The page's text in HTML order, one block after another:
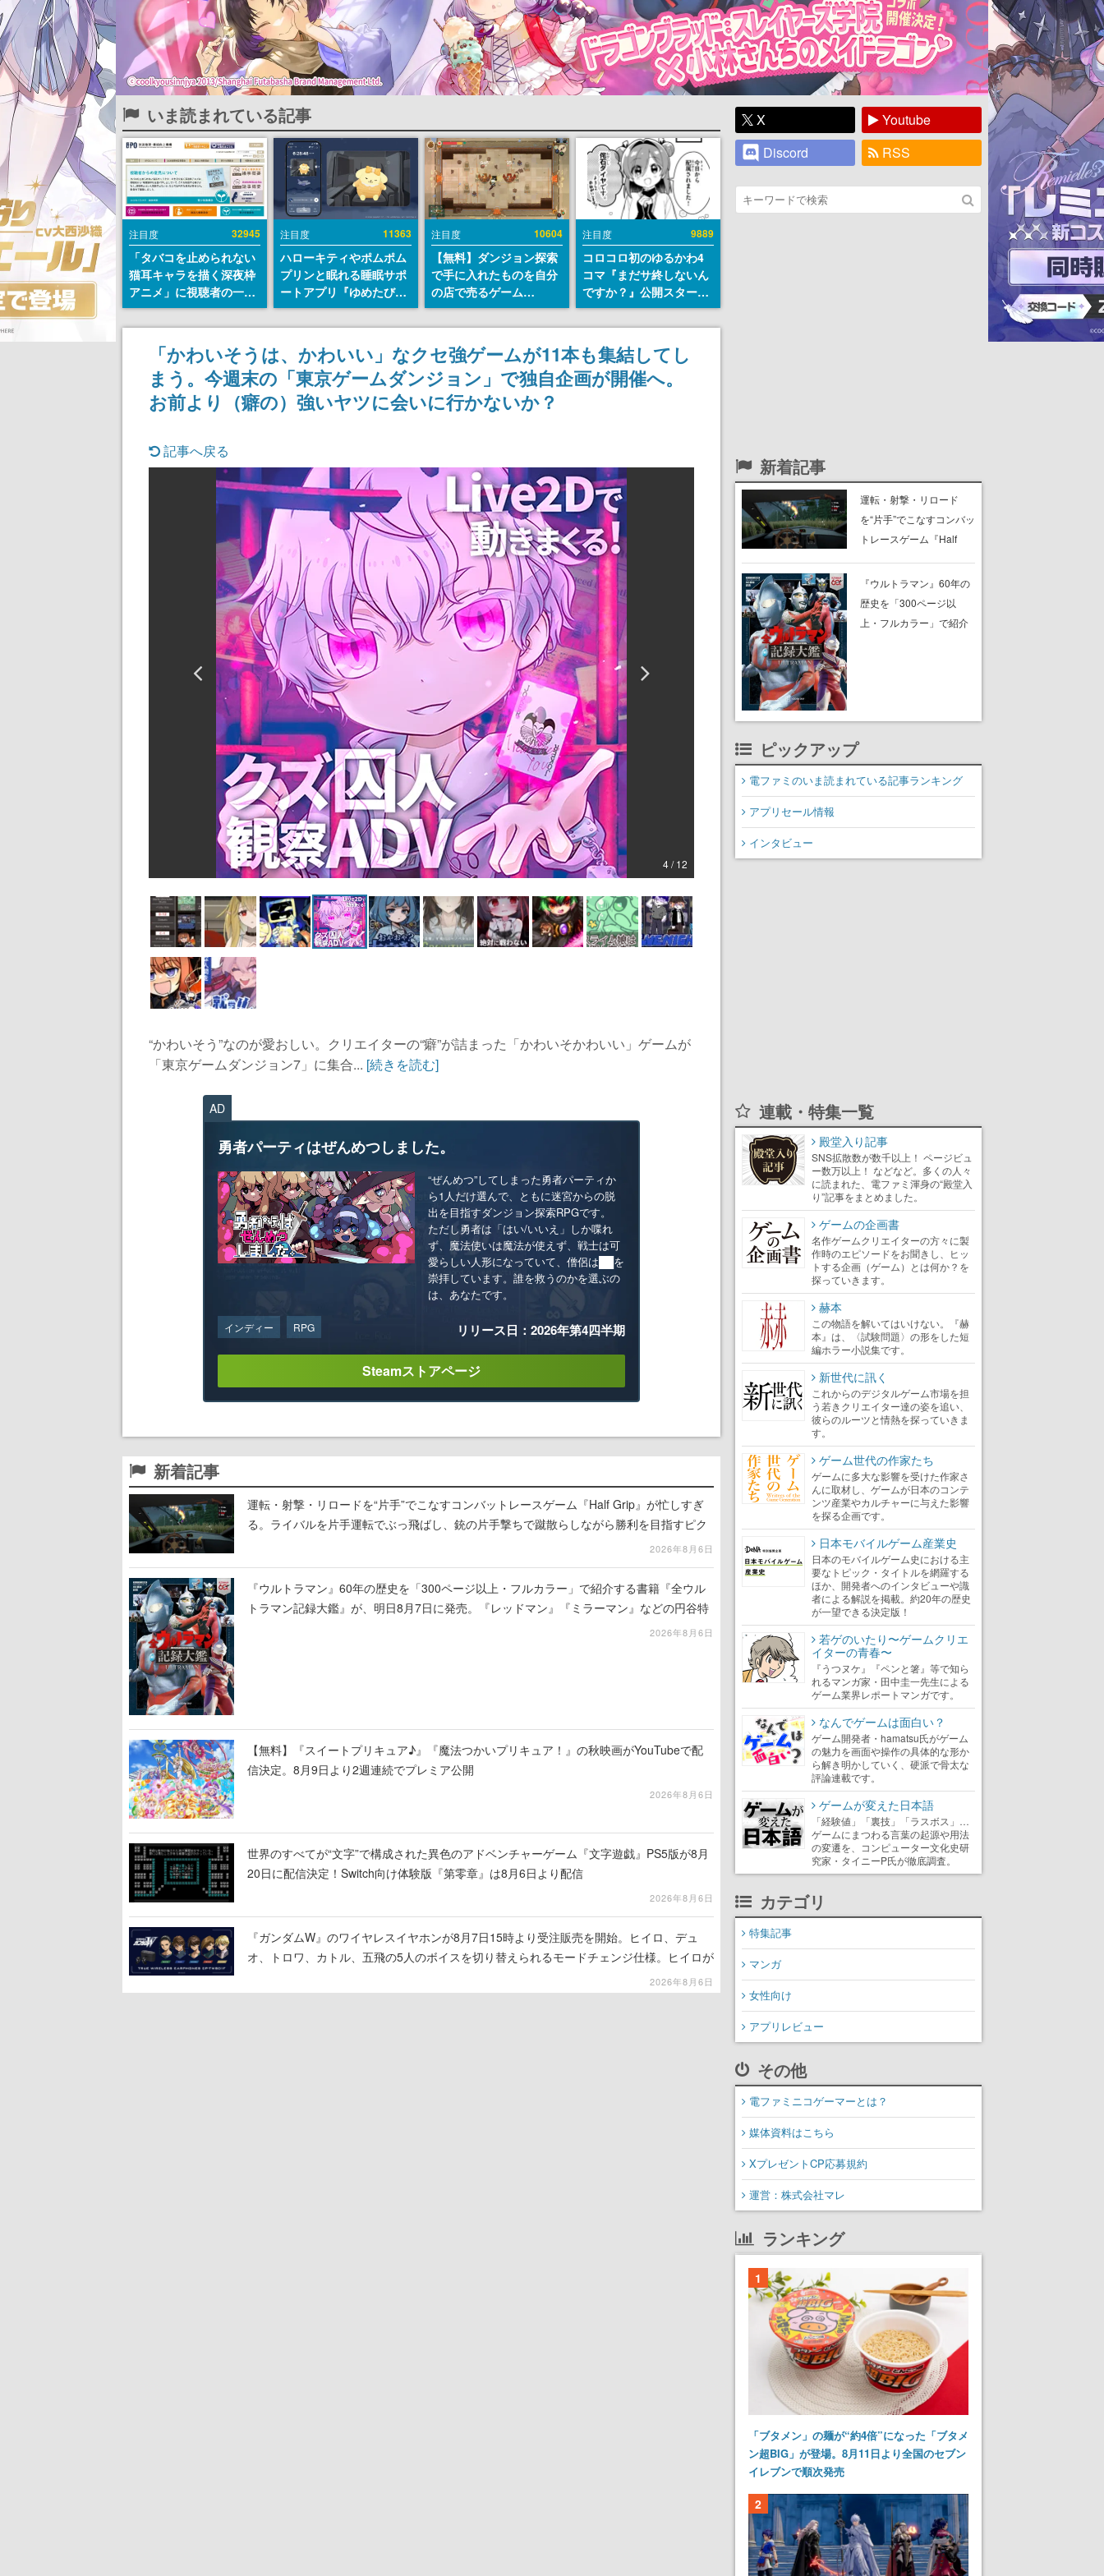
いま読まれている記事
注目度 32945
「タバコを止められない
猫耳キャラを描く深夜枠
アニメ」に視聴者の一部
から批判意見。違法薬物
の使用と思わしき描写も
含めて、BPOが議論を交
注目度 11363
ハローキティやポムポム
プリンと眠れる睡眠サポ
ートアプリ『ゆめたび』
が配信中。キャラごとの
ASMRや目覚ましアラー
ムも搭載
注目度 10604
【無料】ダンジョン探索
で手に入れたものを自分
の店で売るゲーム
『Moonlighter』が
Steamにて無料配布中！
続編『Moonlighter 2』
の9月2日正式リリースを
記念したキャンペーン
注目度 9889
コロコロ初のゆるかわ4
コマ『まだサ終しないん
ですか？』公開スター
ト。主人公は新入社員の
侘石ダイヤ、ゲーム会社
を舞台にトラブルへ対応
する社員たちを描く
「かわいそうは、かわいい」なクセ強ゲームが11本も集結してし
まう。今週末の「東京ゲームダンジョン」で独自企画が開催へ。
お前より（癖の）強いヤツに会いに行かないか？
記事へ戻る
4 / 12
“かわいそう”なのが愛おしい。クリエイターの“癖”が詰まった「かわいそかわいい」ゲームが
「東京ゲームダンジョン7」に集合... [続きを読む]
AD
勇者パーティはぜんめつしました。
“ぜんめつ”してしまった勇者パーティか
ら1人だけ選んで、ともに迷宮からの脱
出を目指すダンジョン探索RPGです。
ただし勇者は「はい/いいえ」しか喋れ
ず、魔法使いは魔法が使えず、戦士は可
愛らしい人形になっていて、僧侶は██を
崇拝しています。誰を救うのかを選ぶの
は、あなたです。
インディー RPG リリース日：2026年第4四半期
Steamストアページ
新着記事
運転・射撃・リロードを“片手”でこなすコンバットレースゲーム『Half Grip』が忙しすぎ
る。ライバルを片手運転でぶっ飛ばし、銃の片手撃ちで蹴散らしながら勝利を目指すピク
2026年8月6日
『ウルトラマン』60年の歴史を「300ページ以上・フルカラー」で紹介する書籍『全ウル
トラマン記録大鑑』が、明日8月7日に発売。『レッドマン』『ミラーマン』などの円谷特
2026年8月6日
【無料】『スイートプリキュア♪』『魔法つかいプリキュア！』の秋映画がYouTubeで配
信決定。8月9日より2週連続でプレミア公開
2026年8月6日
世界のすべてが“文字”で構成された異色のアドベンチャーゲーム『文字遊戯』PS5版が8月
20日に配信決定！Switch向け体験版『第零章』は8月6日より配信
2026年8月6日
『ガンダムW』のワイヤレスイヤホンが8月7日15時より受注販売を開始。ヒイロ、デュ
オ、トロワ、カトル、五飛の5人のボイスを切り替えられるモードチェンジ仕様。ヒイロが
2026年8月6日
X
Youtube
Discord
RSS
新着記事
運転・射撃・リロード
を“片手”でこなすコンバッ
トレースゲーム『Half
イバルを片手運転でぶっ
飛ばし、銃の片手撃ちで
蹴散らしながら勝利を目
『ウルトラマン』60年の
歴史を「300ページ以
上・フルカラー」で紹介
の円谷特撮も30作品以上
ピックアップ
電ファミのいま読まれている記事ランキング
アプリセール情報
インタビュー
連載・特集一覧
殿堂入り記事
SNS拡散数が数千以上！ ページビュ
ー数万以上！ などなど。多くの人々
に読まれた、電ファミ渾身の“殿堂入
り”記事をまとめました。
ゲームの企画書
名作ゲームクリエイターの方々に製
作時のエピソードをお聞きし、ヒッ
トする企画（ゲーム）とは何か？を
探っていきます。
赫本
この物語を解いてはいけない。『赫
本』は、〈試験問題〉の形をした短
編ホラー小説集です。
新世代に訊く
これからのデジタルゲーム市場を担
う若きクリエイター達の姿を追い、
彼らのルーツと情熱を探っていきま
す。
ゲーム世代の作家たち
ゲームに多大な影響を受けた作家さ
んに取材し、ゲームが日本のコンテ
ンツ産業やカルチャーに与えた影響
を探る企画です。
日本モバイルゲーム産業史
日本のモバイルゲーム史における主
要なトピック・タイトルを網羅する
ほか、開発者へのインタビューや識
者による解説を掲載。約20年の歴史
が一望できる決定版！
若ゲのいたり〜ゲームクリエ
イターの青春〜
『うつヌケ』『ペンと箸』等で知ら
れるマンガ家・田中圭一先生による
ゲーム業界レポートマンガです。
なんでゲームは面白い？
ゲーム開発者・hamatsu氏がゲーム
の魅力を画面や操作の具体的な形か
ら解き明かしていく、硬派で骨太な
評論連載です。
ゲームが変えた日本語
「経験値」「裏技」「ラスボス」…
ゲームにまつわる言葉の起源や用法
の変遷を、コンピューター文化史研
究家・タイニーP氏が徹底調査。
カテゴリ
特集記事
マンガ
女性向け
アプリレビュー
その他
電ファミニコゲーマーとは？
媒体資料はこちら
XプレゼントCP応募規約
運営：株式会社マレ
ランキング
1
「ブタメン」の麺が“約4倍”になった「ブタメ
ン超BIG」が登場。8月11日より全国のセブン
イレブンで順次発売
2